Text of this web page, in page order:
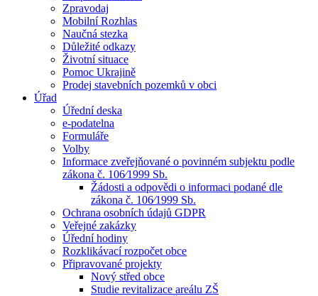
Zpravodaj
Mobilní Rozhlas
Naučná stezka
Důležité odkazy
Životní situace
Pomoc Ukrajině
Prodej stavebních pozemků v obci
Úřad
Úřední deska
e-podatelna
Formuláře
Volby
Informace zveřejňované o povinném subjektu podle
zákona č. 106⁄1999 Sb.
Žádosti a odpovědi o informaci podané dle
zákona č. 106⁄1999 Sb.
Ochrana osobních údajů GDPR
Veřejné zakázky
Úřední hodiny
Rozklikávací rozpočet obce
Připravované projekty
Nový střed obce
Studie revitalizace areálu ZŠ